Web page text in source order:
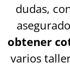
dudas,
obtener
varios